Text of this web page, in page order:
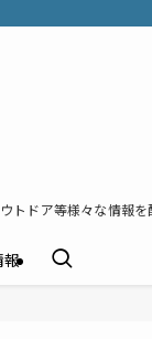
ドア等様々な情報を
報